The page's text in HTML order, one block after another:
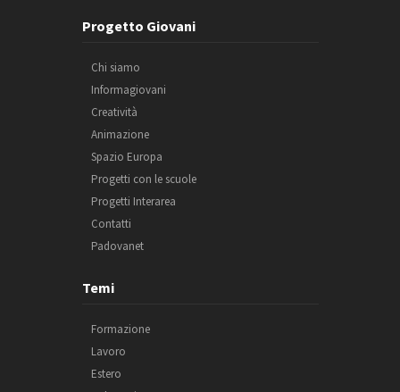
Progetto Giovani
Chi siamo
Informagiovani
Creatività
Animazione
Spazio Europa
Progetti con le scuole
Progetti Interarea
Contatti
Padovanet
Temi
Formazione
Lavoro
Estero